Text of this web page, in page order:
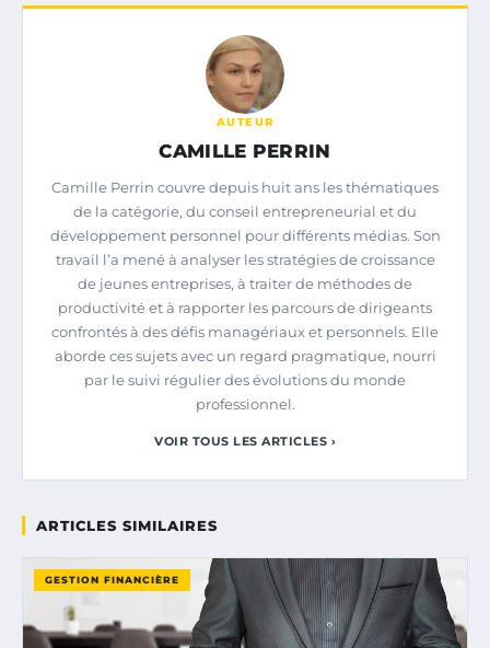
AUTEUR
CAMILLE PERRIN
Camille Perrin couvre depuis huit ans les thématiques
de la catégorie, du conseil entrepreneurial et du
développement personnel pour différents médias. Son
travail l’a mené à analyser les stratégies de croissance
de jeunes entreprises, à traiter de méthodes de
productivité et à rapporter les parcours de dirigeants
confrontés à des défis managériaux et personnels. Elle
aborde ces sujets avec un regard pragmatique, nourri
par le suivi régulier des évolutions du monde
professionnel.
VOIR TOUS LES ARTICLES ›
ARTICLES SIMILAIRES
GESTION FINANCIÈRE